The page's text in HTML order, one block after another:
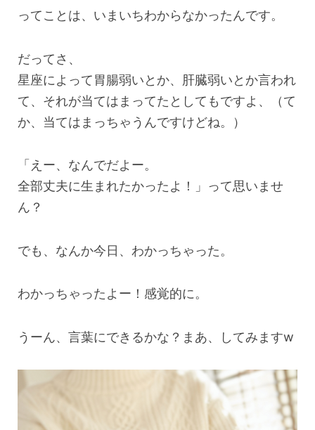
ってことは、いまいちわからなかったんです。
だってさ、
星座によって胃腸弱いとか、肝臓弱いとか言われ
て、それが当てはまってたとしてもですよ、（て
か、当てはまっちゃうんですけどね。）
「えー、なんでだよー。
全部丈夫に生まれたかったよ！」って思いませ
ん？
でも、なんか今日、わかっちゃった。
わかっちゃったよー！感覚的に。
うーん、言葉にできるかな？まあ、してみますw